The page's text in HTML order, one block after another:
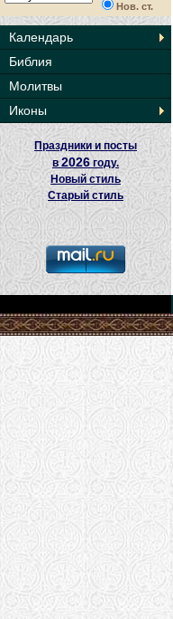
Нов. ст.
Календарь
Библия
Молитвы
Иконы
Праздники и посты
в2026 году.
Новый стиль
Старый стиль